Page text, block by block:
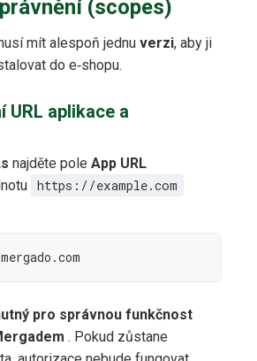
(scopes)
mít alespoň jednu verzi, aby ji
do e‑shopu.
URL aplikace a
najděte pole App URL
https://example.com
pro správnou funkčnost
. Pokud zůstane